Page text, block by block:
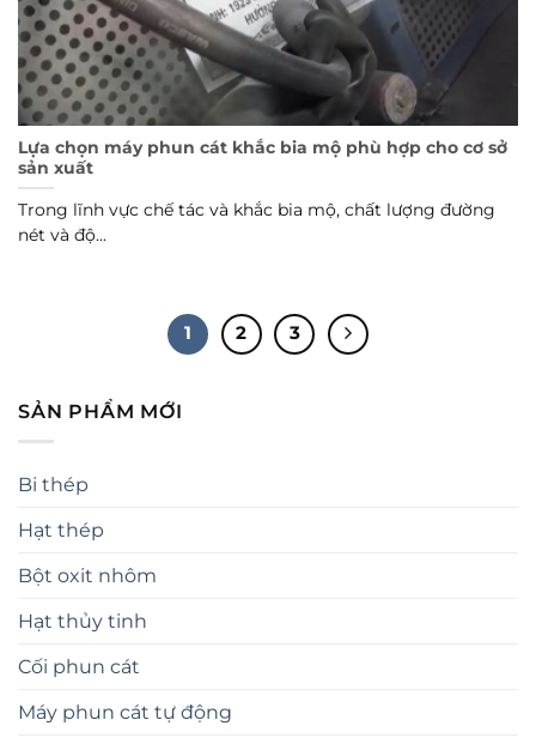
SẢN PHẨM MỚI
Bi thép
Hạt thép
Bột oxit nhôm
Hạt thủy tinh
Cối phun cát
Máy phun cát tự động
Lựa chọn máy phun cát khắc bia mộ phù hợp cho cơ sở
sản xuất
Trong lĩnh vực chế tác và khắc bia mộ, chất lượng đường
nét và độ...
1 2 3